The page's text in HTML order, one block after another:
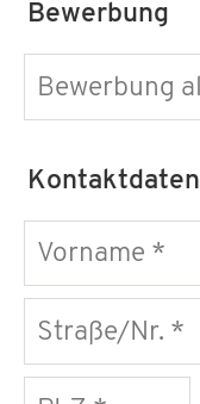
Bewerbung
Kontaktdaten